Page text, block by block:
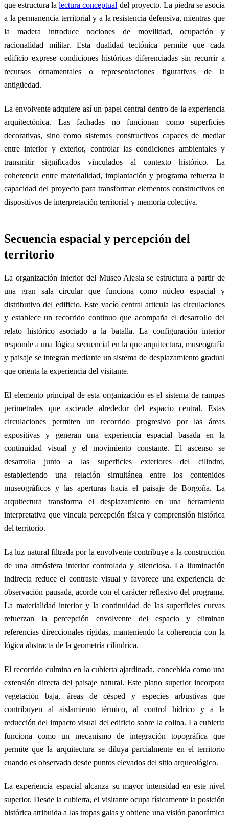
que estructura lalectura conceptual del proyecto. La piedra se asocia
a la permanencia territorial y a la resistencia defensiva, mientras que
la madera introduce nociones de movilidad, ocupación y
racionalidad militar. Esta dualidad tectónica permite que cada
edificio exprese condiciones históricas diferenciadas sin recurrir a
recursos ornamentales o representaciones figurativas de la
antigüedad.
La envolvente adquiere así un papel central dentro de la experiencia
arquitectónica. Las fachadas no funcionan como superficies
decorativas, sino como sistemas constructivos capaces de mediar
entre interior y exterior, controlar las condiciones ambientales y
transmitir significados vinculados al contexto histórico. La
coherencia entre materialidad, implantación y programa refuerza la
capacidad del proyecto para transformar elementos constructivos en
dispositivos de interpretación territorial y memoria colectiva.
Secuencia espacial y percepción del
territorio
La organización interior del Museo Alesia se estructura a partir de
una gran sala circular que funciona como núcleo espacial y
distributivo del edificio. Este vacío central articula las circulaciones
y establece un recorrido continuo que acompaña el desarrollo del
relato histórico asociado a la batalla. La configuración interior
responde a una lógica secuencial en la que arquitectura, museografía
y paisaje se integran mediante un sistema de desplazamiento gradual
que orienta la experiencia del visitante.
El elemento principal de esta organización es el sistema de rampas
perimetrales que asciende alrededor del espacio central. Estas
circulaciones permiten un recorrido progresivo por las áreas
expositivas y generan una experiencia espacial basada en la
continuidad visual y el movimiento constante. El ascenso se
desarrolla junto a las superficies exteriores del cilindro,
estableciendo una relación simultánea entre los contenidos
museográficos y las aperturas hacia el paisaje de Borgoña. La
arquitectura transforma el desplazamiento en una herramienta
interpretativa que vincula percepción física y comprensión histórica
del territorio.
La luz natural filtrada por la envolvente contribuye a la construcción
de una atmósfera interior controlada y silenciosa. La iluminación
indirecta reduce el contraste visual y favorece una experiencia de
observación pausada, acorde con el carácter reflexivo del programa.
La materialidad interior y la continuidad de las superficies curvas
refuerzan la percepción envolvente del espacio y eliminan
referencias direccionales rígidas, manteniendo la coherencia con la
lógica abstracta de la geometría cilíndrica.
El recorrido culmina en la cubierta ajardinada, concebida como una
extensión directa del paisaje natural. Este plano superior incorpora
vegetación baja, áreas de césped y especies arbustivas que
contribuyen al aislamiento térmico, al control hídrico y a la
reducción del impacto visual del edificio sobre la colina. La cubierta
funciona como un mecanismo de integración topográfica que
permite que la arquitectura se diluya parcialmente en el territorio
cuando es observada desde puntos elevados del sitio arqueológico.
La experiencia espacial alcanza su mayor intensidad en este nivel
superior. Desde la cubierta, el visitante ocupa físicamente la posición
histórica atribuida a las tropas galas y obtiene una visión panorámica